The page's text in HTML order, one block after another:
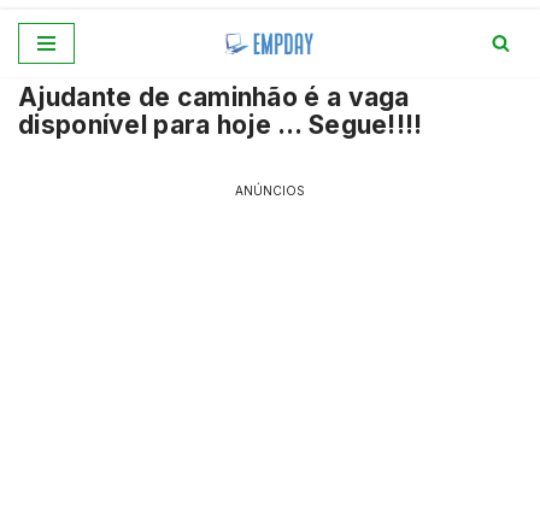
para
o
Ajudante de caminhão é a vaga
disponível para hoje … Segue!!!!
ANÚNCIOS